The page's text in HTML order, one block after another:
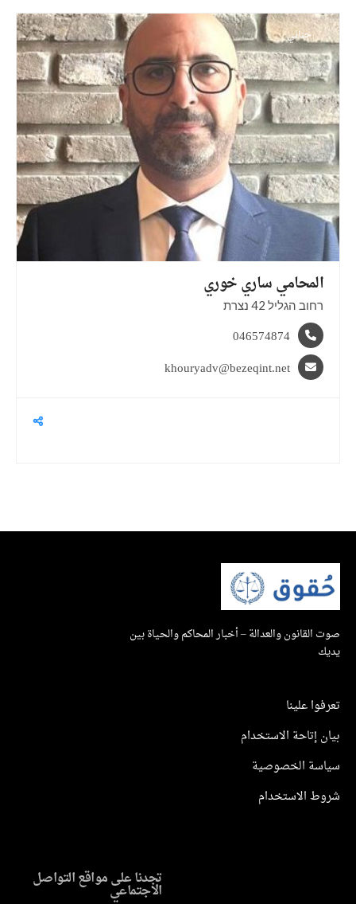
جنائي
المحامي ساريخوري
רחוב הגליל 42 נצרת
046574874
khouryadv@bezeqint.net
صوت القانون والعدالة – أخبار المحاكم والحياة بين
يديك
تعرفوا علينا
بيان إتاحة الاستخدام
سياسة الخصوصية
شروط الاستخدام
تجدنا على مواقع التواصل
الاجتماعي